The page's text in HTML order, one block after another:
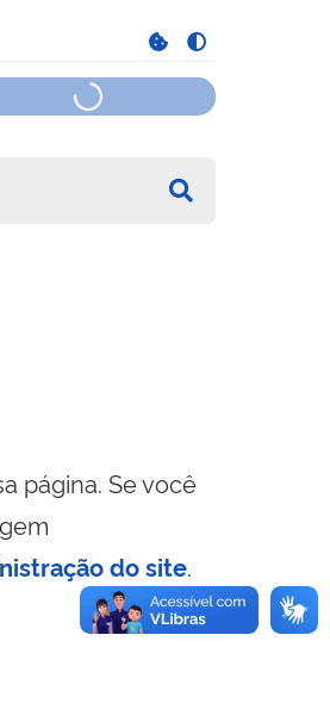
página. Se você
do site.